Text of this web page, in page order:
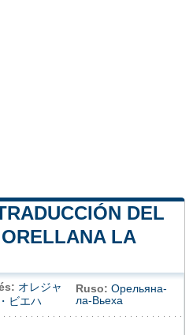
DEL
LA
オレジャ
ビエハ
Ruso: Орельяна-
ла-Вьеха